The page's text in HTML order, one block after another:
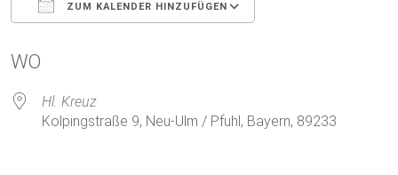
ZUM KALENDER HINZUFÜGEN
WO
Hl. Kreuz
Kolpingstraße 9, Neu-Ulm / Pfuhl, Bayern, 89233